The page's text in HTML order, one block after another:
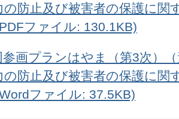
の防止及び被害者の保護に関
ファイル: 130.1KB)
参画プランはやま（第3次）
の防止及び被害者の保護に関
ファイル: 37.5KB)